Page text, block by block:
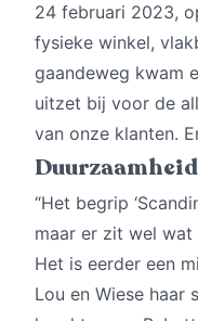
24 februari 2023,
fysieke winkel,
gaandeweg kwam
uitzet bij voor de
van onze klanten.
“Het begrip
maar er zit wel wat
Het is eerder een
Lou en Wiese haar